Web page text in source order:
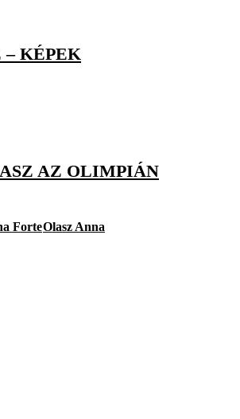
– KÉPEK
AZ OLIMPIÁN
ForteOlasz Anna